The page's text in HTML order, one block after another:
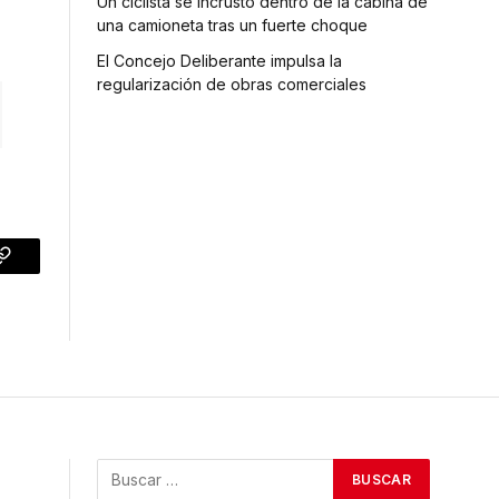
Copy
una camioneta tras un fuerte choque
El Concejo Deliberante impulsa la
regularización de obras comerciales